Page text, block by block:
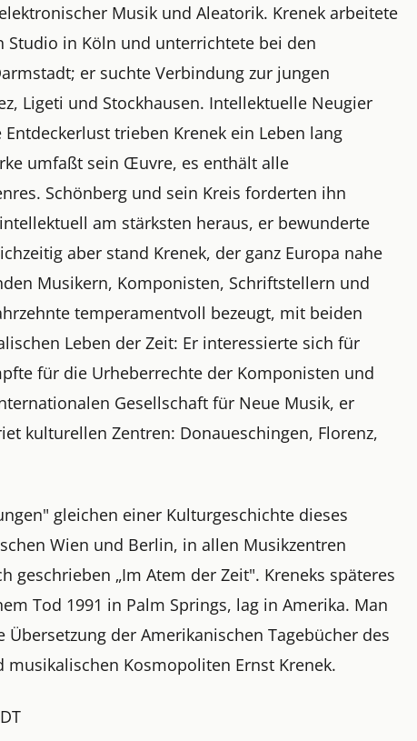
Musik und Aleatorik. Krenek arbeitete
Studio in Köln und unterrichtete bei den
er suchte Verbindung zur jungen
Ligeti und Stockhausen. Intellektuelle Neugier
trieben Krenek ein Leben lang
umfaßt sein Œuvre, es enthält alle
Schönberg und sein Kreis forderten ihn
am stärksten heraus, er bewunderte
aber stand Krenek, der ganz Europa nahe
Musikern, Komponisten, Schriftstellern und
temperamentvoll bezeugt, mit beiden
Leben der Zeit: Er interessierte sich für
für die Urheberrechte der Komponisten und
Gesellschaft für Neue Musik, er
kulturellen Zentren: Donaueschingen, Florenz,
gleichen einer Kulturgeschichte dieses
Wien und Berlin, in allen Musikzentren
geschrieben „Im Atem der Zeit". Kreneks späteres
Tod 1991 in Palm Springs, lag in Amerika. Man
Übersetzung der Amerikanischen Tagebücher des
musikalischen Kosmopoliten Ernst Krenek.